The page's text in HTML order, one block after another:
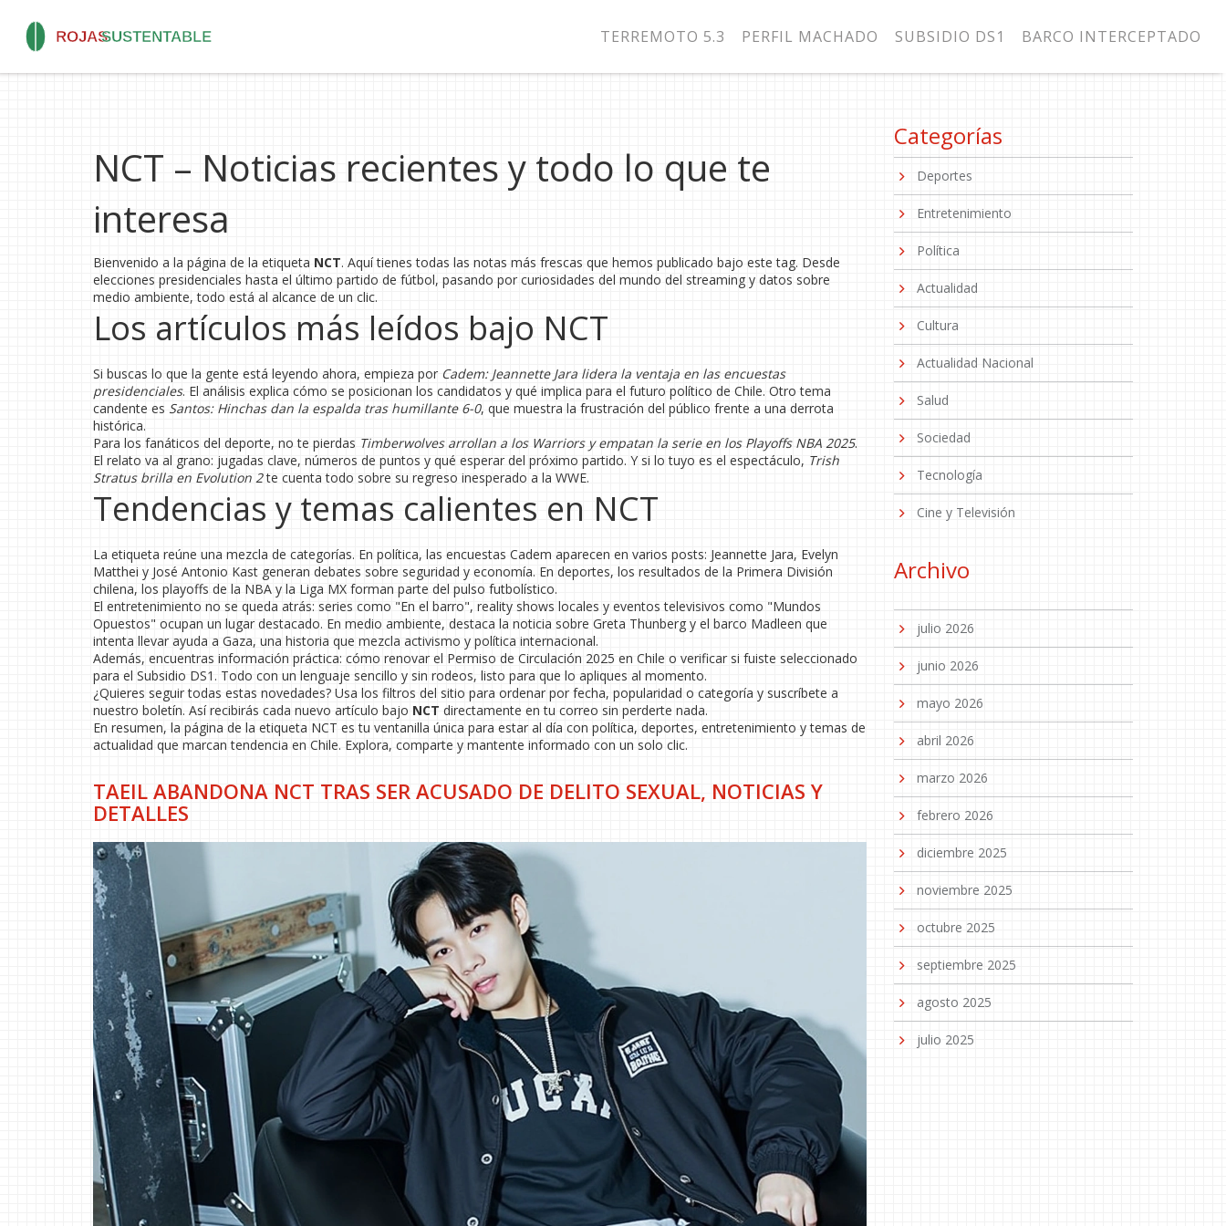
TERREMOTO 5.3 PERFIL MACHADO SUBSIDIO DS1 BARCO INTERCEPTADO
NCT – Noticias recientes y todo lo que te
interesa
Bienvenido a la página de la etiqueta NCT. Aquí tienes todas las notas más frescas que hemos publicado bajo este tag. Desde
elecciones presidenciales hasta el último partido de fútbol, pasando por curiosidades del mundo del streaming y datos sobre
medio ambiente, todo está al alcance de un clic.
Los artículos más leídos bajo NCT
Si buscas lo que la gente está leyendo ahora, empieza por Cadem: Jeannette Jara lidera la ventaja en las encuestas
presidenciales. El análisis explica cómo se posicionan los candidatos y qué implica para el futuro político de Chile. Otro tema
candente es Santos: Hinchas dan la espalda tras humillante 6-0, que muestra la frustración del público frente a una derrota
histórica.
Para los fanáticos del deporte, no te pierdas Timberwolves arrollan a los Warriors y empatan la serie en los Playoffs NBA 2025.
El relato va al grano: jugadas clave, números de puntos y qué esperar del próximo partido. Y si lo tuyo es el espectáculo, Trish
Stratus brilla en Evolution 2te cuenta todo sobre su regreso inesperado a la WWE.
Tendencias y temas calientes en NCT
La etiqueta reúne una mezcla de categorías. En política, las encuestas Cadem aparecen en varios posts: Jeannette Jara, Evelyn
Matthei y José Antonio Kast generan debates sobre seguridad y economía. En deportes, los resultados de la Primera División
chilena, los playoffs de la NBA y la Liga MX forman parte del pulso futbolístico.
El entretenimiento no se queda atrás: series como "En el barro", reality shows locales y eventos televisivos como "Mundos
Opuestos" ocupan un lugar destacado. En medio ambiente, destaca la noticia sobre Greta Thunberg y el barco Madleen que
intenta llevar ayuda a Gaza, una historia que mezcla activismo y política internacional.
Además, encuentras información práctica: cómo renovar el Permiso de Circulación 2025 en Chile o verificar si fuiste seleccionado
para el Subsidio DS1. Todo con un lenguaje sencillo y sin rodeos, listo para que lo apliques al momento.
¿Quieres seguir todas estas novedades? Usa los filtros del sitio para ordenar por fecha, popularidad o categoría y suscríbete a
nuestro boletín. Así recibirás cada nuevo artículo bajo NCT directamente en tu correo sin perderte nada.
En resumen, la página de la etiqueta NCT es tu ventanilla única para estar al día con política, deportes, entretenimiento y temas de
actualidad que marcan tendencia en Chile. Explora, comparte y mantente informado con un solo clic.
TAEIL ABANDONA NCT TRAS SER ACUSADO DE DELITO SEXUAL, NOTICIAS Y
DETALLES
Categorías
Deportes
Entretenimiento
Política
Actualidad
Cultura
Actualidad Nacional
Salud
Sociedad
Tecnología
Cine y Televisión
Archivo
julio 2026
junio 2026
mayo 2026
abril 2026
marzo 2026
febrero 2026
diciembre 2025
noviembre 2025
octubre 2025
septiembre 2025
agosto 2025
julio 2025